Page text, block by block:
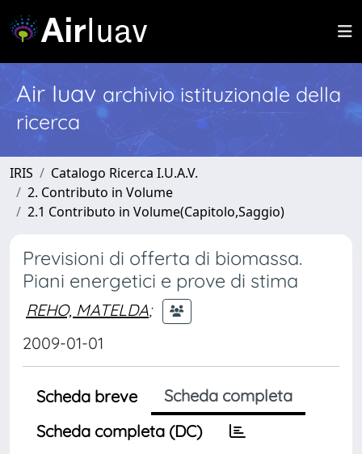
Air Iuav archivio istituzionale della
ricerca
IRIS
Catalogo Ricerca I.U.A.V.
2. Contributo in Volume
2.1 Contributo in Volume(Capitolo,Saggio)
Previsioni di offerta di biomassa.
Piani energetici e prove di stima
REHO, MATELDA;
2009-01-01
Scheda breve
Scheda completa
Scheda completa (DC)